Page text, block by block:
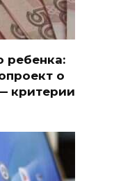
ребенка:
о
критерии